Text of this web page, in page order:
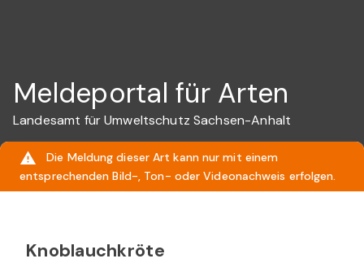
Meldeportal für Arten
Landesamt für Umweltschutz Sachsen-Anhalt
Die Meldung dieser Art kann nur mit einem
entsprechenden Bild-, Ton- oder Videonachweis erfolgen.
Knoblauchkröte